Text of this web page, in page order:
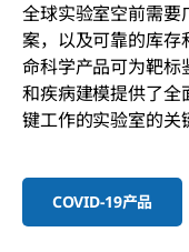
全球实验室空前需要
案，以及可靠的库存
命科学产品可为靶标
和疾病建模提供了全
键工作的实验室的关
COVID-19产品